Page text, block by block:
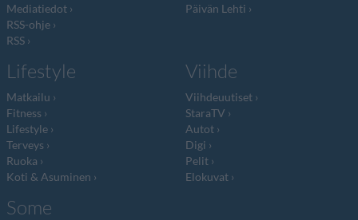
Mediatiedot
RSS-ohje
RSS
Päivän Lehti
Lifestyle
Matkailu
Fitness
Lifestyle
Terveys
Ruoka
Koti & Asuminen
Viihde
Viihdeuutiset
StaraTV
Autot
Digi
Pelit
Elokuvat
Some